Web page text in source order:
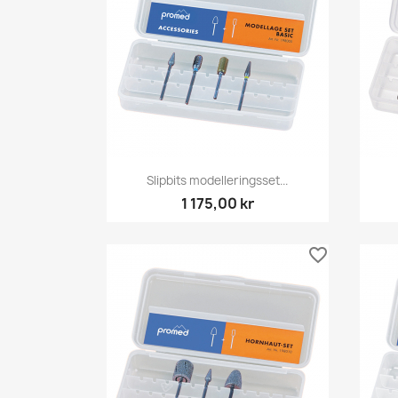
Snabbvy
Slipbits modelleringsset...
1 175,00 kr
favorite_border